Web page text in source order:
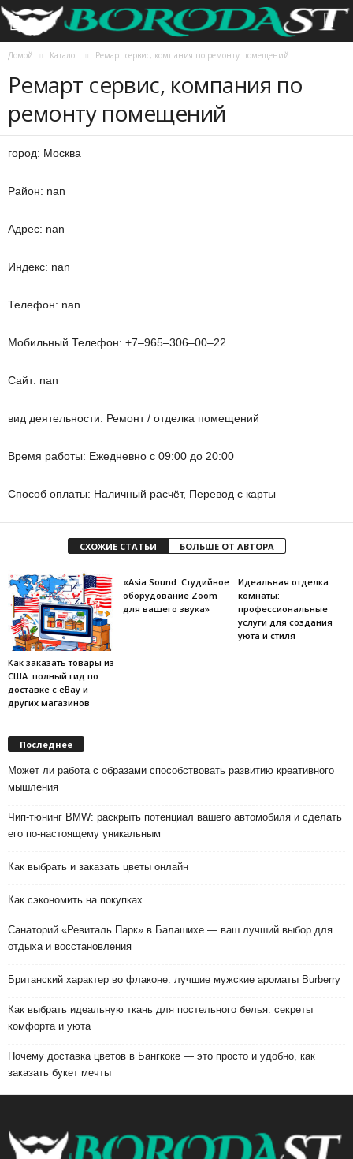
Домой Каталог Ремарт сервис, компания по ремонту помещений
Ремарт сервис, компания по
ремонту помещений
город: Москва
Район: nan
Адрес: nan
Индекс: nan
Телефон: nan
Мобильный Телефон: +7‒965‒306‒00‒22
Сайт: nan
вид деятельности: Ремонт / отделка помещений
Время работы: Ежедневно с 09:00 до 20:00
Способ оплаты: Наличный расчёт, Перевод с карты
СХОЖИЕ СТАТЬИ БОЛЬШЕ ОТ АВТОРА
Как заказать товары из
США: полный гид по
доставке с eBay и
других магазинов
«Asia Sound: Студийное
оборудование Zoom
для вашего звука»
Идеальная отделка
комнаты:
профессиональные
услуги для создания
уюта и стиля
Последнее
Может ли работа с образами способствовать развитию креативного
мышления
Чип-тюнинг BMW: раскрыть потенциал вашего автомобиля и сделать
его по-настоящему уникальным
Как выбрать и заказать цветы онлайн
Как сэкономить на покупках
Санаторий «Ревиталь Парк» в Балашихе — ваш лучший выбор для
отдыха и восстановления
Британский характер во флаконе: лучшие мужские ароматы Burberry
Как выбрать идеальную ткань для постельного белья: секреты
комфорта и уюта
Почему доставка цветов в Бангкоке — это просто и удобно, как
заказать букет мечты